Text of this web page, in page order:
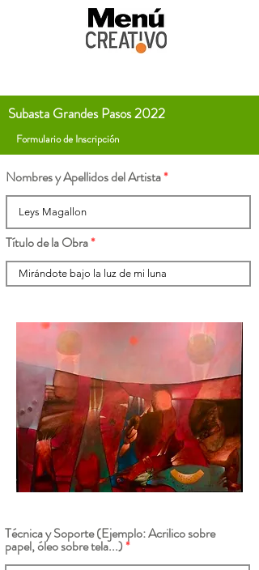
Subasta Grandes Pasos 2022
Formulario de Inscripción
Nombres y Apellidos del Artista
Título de la Obra
Técnica y Soporte (Ejemplo: Acrilico sobre
papel, óleo sobre tela...)